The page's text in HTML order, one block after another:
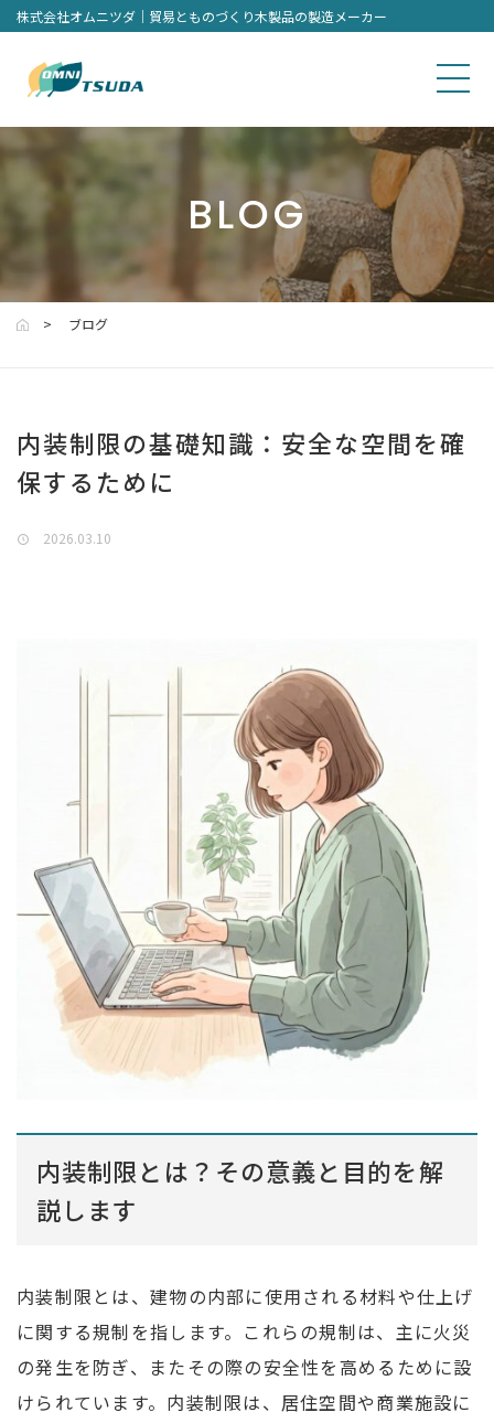
株式会社オムニツダ｜貿易とものづくり木製品の製造メーカー
BLOG
ブログ
内装制限の基礎知識：安全な空間を確
保するために
2026.03.10
内装制限とは？その意義と目的を解
説します
内装制限とは、建物の内部に使用される材料や仕上げ
に関する規制を指します。これらの規制は、主に火災
の発生を防ぎ、またその際の安全性を高めるために設
けられています。内装制限は、居住空間や商業施設に